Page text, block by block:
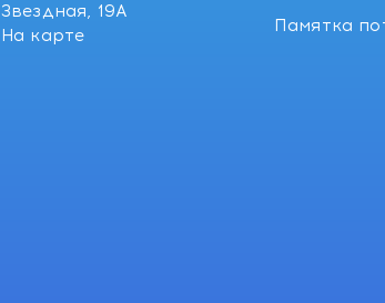
Звездная, 19А
На карте
Памятка